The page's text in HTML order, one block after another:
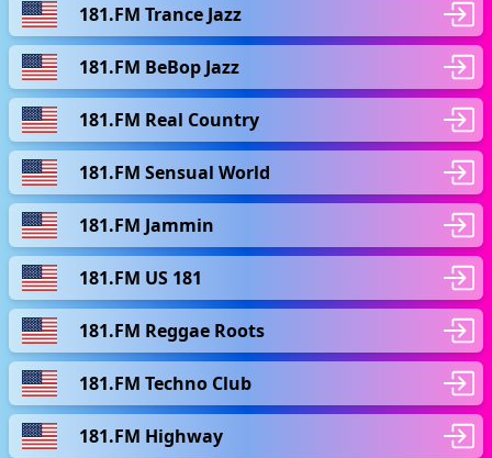
181.FM Trance Jazz
181.FM BeBop Jazz
181.FM Real Country
181.FM Sensual World
181.FM Jammin
181.FM US 181
181.FM Reggae Roots
181.FM Techno Club
181.FM Highway